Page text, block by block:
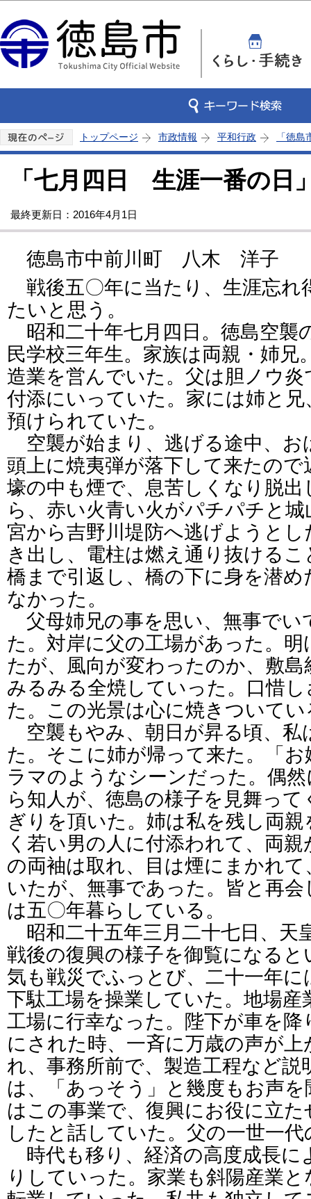
トップページ 市政情報 平和行政 「徳
「七月四日 生涯一番の日
最終更新日：2016年4月1日
徳島市中前川町 八木 洋子
戦後五〇年に当たり、生涯忘れ
たいと思う。
昭和二十年七月四日。徳島空襲
民学校三年生。家族は両親・姉兄
造業を営んでいた。父は胆ノウ
付添にいっていた。家には姉と
預けられていた。
空襲が始まり、逃げる途中、お
頭上に焼夷弾が落下して来たの
壕の中も煙で、息苦しくなり脱
ら、赤い火青い火がパチパチと
宮から吉野川堤防へ逃げようと
き出し、電柱は燃え通り抜ける
橋まで引返し、橋の下に身を潜
なかった。
父母姉兄の事を思い、無事でい
た。対岸に父の工場があった。
たが、風向が変わったのか、敷
みるみる全焼していった。口惜
た。この光景は心に焼きついてい
空襲もやみ、朝日が昇る頃、私
た。そこに姉が帰って来た。「
ラマのようなシーンだった。偶
ら知人が、徳島の様子を見舞っ
ぎりを頂いた。姉は私を残し両
く若い男の人に付添われて、両
の両袖は取れ、目は煙にまかれ
いたが、無事であった。皆と再
は五〇年暮らしている。
昭和二十五年三月二十七日、天
戦後の復興の様子を御覧になる
気も戦災でふっとび、二十一年
下駄工場を操業していた。地場
工場に行幸なった。陛下が車を
にされた時、一斉に万歳の声が
れ、事務所前で、製造工程など
は、「あっそう」と幾度もお声
はこの事業で、復興にお役に立
したと話していた。父の一世一
時代も移り、経済の高度成長に
りしていった。家業も斜陽産業